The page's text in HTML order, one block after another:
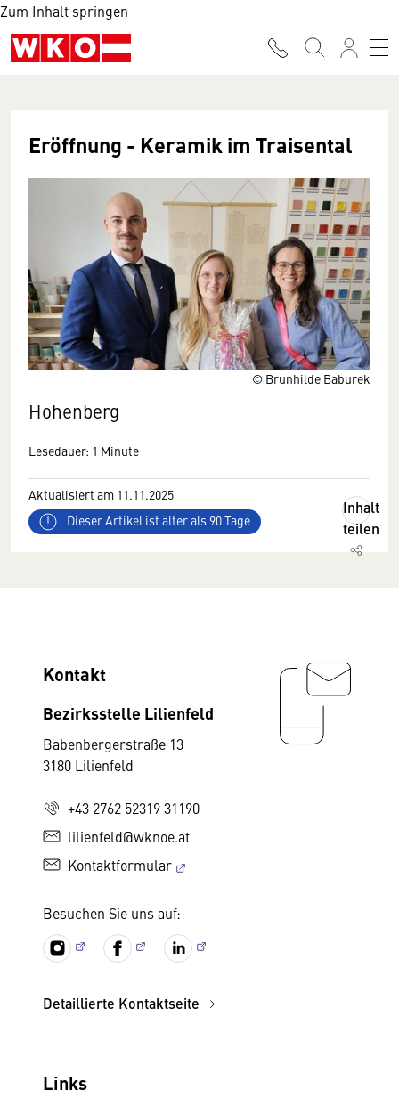
Zum Inhalt springen
© Brunhilde Baburek
Eröffnung - Keramik im Traisental
Hohenberg
Lesedauer: 1 Minute
Aktualisiert am 11.11.2025
Dieser Artikel ist älter als 90 Tage
Inhalt
teilen
Kontakt
Bezirksstelle Lilienfeld
Babenbergerstraße 13
3180 Lilienfeld
+43 2762 52319 31190
lilienfeld@wknoe.at
Kontaktformular
Besuchen Sie uns auf:
Detaillierte Kontaktseite
Links